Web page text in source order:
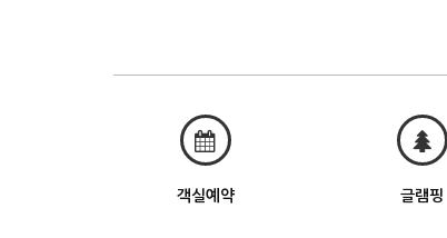
객실예약 글램핑